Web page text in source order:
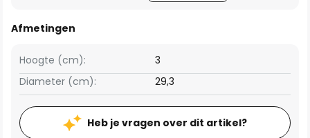
Afmetingen
Hoogte (cm):
3
Diameter (cm):
29,3
Heb je vragen over dit artikel?